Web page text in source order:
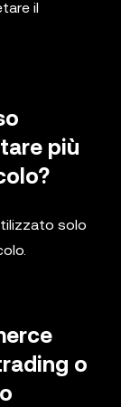
il
più
solo
o